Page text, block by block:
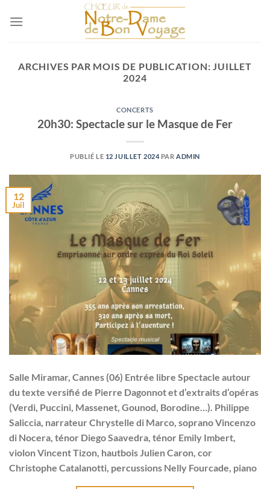
ARCHIVES PAR MOIS DE PUBLICATION:JUILLET
2024
CONCERTS
20h30: Spectacle sur le Masque de Fer
PUBLIÉ LE 12 JUILLET 2024 PAR ADMIN
12
Juil
Salle Miramar, Cannes (06) Entrée libre Spectacle autour
du texte versifié de Pierre Dagonnot et d’extraits d’opéras
(Verdi, Puccini, Massenet, Gounod, Borodine…). Philippe
Saliccia, narrateur Chrystelle di Marco, soprano Vincenzo
di Nocera, ténor Diego Saavedra, ténor Emily Imbert,
violon Vincent Tizon, hautbois Julien Caron, cor
Christophe Catalanotti, percussions Nelly Fourcade, piano